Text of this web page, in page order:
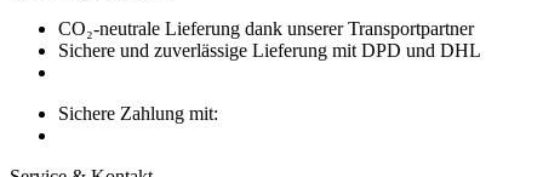
CO₂-neutrale Lieferung dank unserer Transportpartner
Sichere und zuverlässige Lieferung mit DPD und DHL
Sichere Zahlung mit: